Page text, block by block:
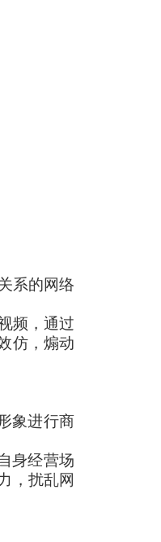
系的网络
频，通过
仿，煽动
象进行商
身经营场
，扰乱网